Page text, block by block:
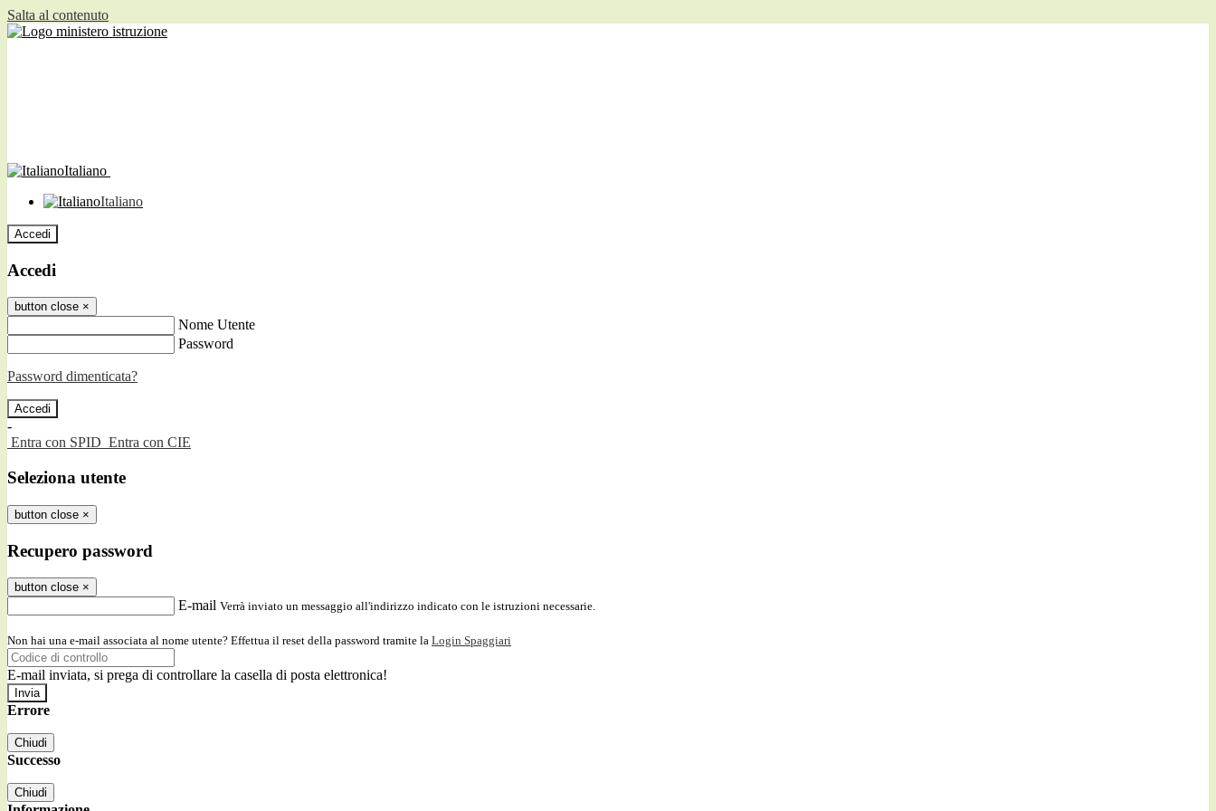
Salta al contenuto
Italiano
Italiano
Accedi
Accedi
button close ×
Nome Utente
Password
Password dimenticata?
-
Entra con SPID Entra con CIE
Seleziona utente
button close ×
Recupero password
button close ×
E-mail Verrà inviato un messaggio all'indirizzo indicato con le istruzioni necessarie.
Non hai una e-mail associata al nome utente? Effettua il reset della password tramite la Login Spaggiari
E-mail inviata, si prega di controllare la casella di posta elettronica!
Errore
Chiudi
Successo
Chiudi